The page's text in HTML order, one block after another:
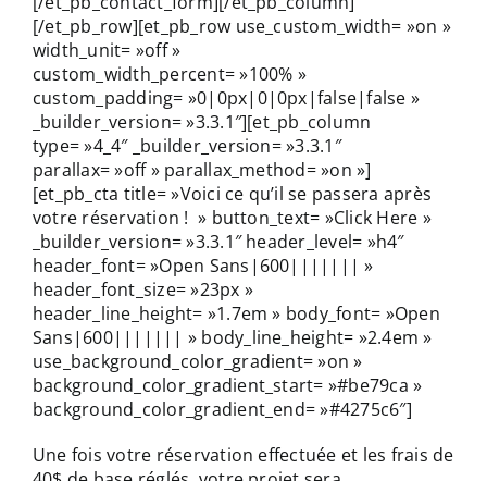
Une fois votre réservation effectuée et les frais de